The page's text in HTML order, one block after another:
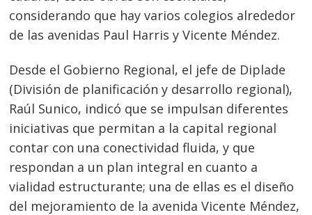
considerando que hay varios colegios alrededor
de las avenidas Paul Harris y Vicente Méndez.
Desde el Gobierno Regional, el jefe de Diplade
(División de planificación y desarrollo regional),
Raúl Sunico, indicó que se impulsan diferentes
iniciativas que permitan a la capital regional
contar con una conectividad fluida, y que
respondan a un plan integral en cuanto a
vialidad estructurante; una de ellas es el diseño
del mejoramiento de la avenida Vicente Méndez,
Navegación
de
entradas